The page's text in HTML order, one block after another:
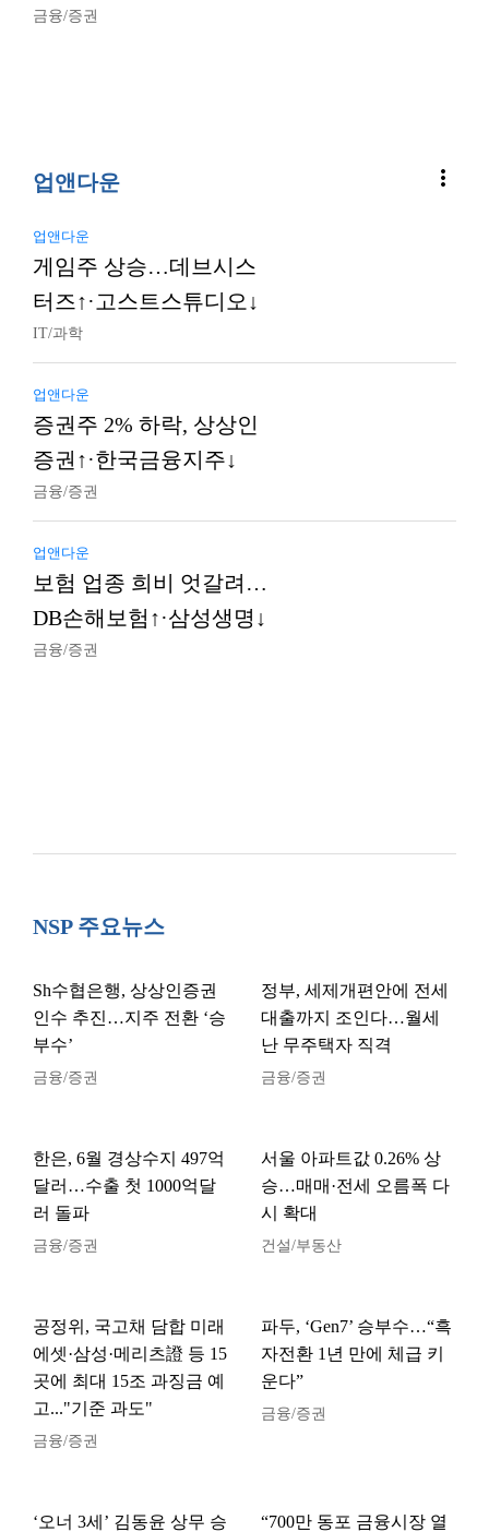
금융/증권
업앤다운 more_vert
업앤다운
게임주 상승…데브시스
터즈↑·고스트스튜디오↓
IT/과학
업앤다운
증권주 2% 하락, 상상인
증권↑·한국금융지주↓
금융/증권
업앤다운
보험 업종 희비 엇갈려…
DB손해보험↑·삼성생명↓
금융/증권
NSP 주요뉴스
Sh수협은행, 상상인증권
인수 추진…지주 전환 ‘승
부수’
금융/증권
정부, 세제개편안에 전세
대출까지 조인다…월세
난 무주택자 직격
금융/증권
한은, 6월 경상수지 497억
달러…수출 첫 1000억달
러 돌파
금융/증권
서울 아파트값 0.26% 상
승…매매·전세 오름폭 다
시 확대
건설/부동산
공정위, 국고채 담합 미래
에셋·삼성·메리츠證 등 15
곳에 최대 15조 과징금 예
고..."기준 과도"
금융/증권
파두, ‘Gen7’ 승부수…“흑
자전환 1년 만에 체급 키
운다”
금융/증권
‘오너 3세’ 김동윤 상무 승
“700만 동포 금융시장 열